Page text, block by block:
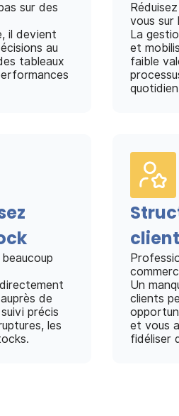
sur des
il devient
au
tableaux
vous sur
La
et
faible
de
précis
les
client
Un
clients
et vous
fidéliser